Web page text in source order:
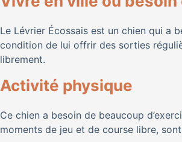
Le Lévrier Écossais est un chien qui a
condition de lui offrir des sorties
librement.
Activité physique
Ce chien a besoin de beaucoup
moments de jeu et de course libre,